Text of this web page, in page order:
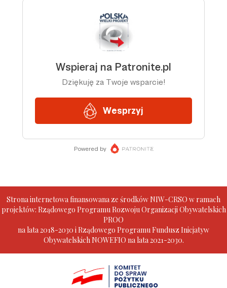
Strona internetowa finansowana ze środków NIW-CRSO w ramach
projektów: Rządowego Programu Rozwoju Organizacji Obywatelskich
PROO
na lata 2018-2030 i Rządowego Programu Fundusz Inicjatyw
Obywatelskich NOWEFIO na lata 2021-2030.